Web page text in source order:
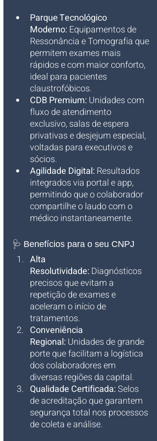
Parque Tecnológico
Moderno: Equipamentos de
Ressonância e Tomografia que
permitem exames mais
rápidos e com maior conforto,
ideal para pacientes
claustrofóbicos.
CDB Premium: Unidades com
fluxo de atendimento
exclusivo, salas de espera
privativas e desjejum especial,
voltadas para executivos e
sócios.
Agilidade Digital: Resultados
integrados via portal e app,
permitindo que o colaborador
compartilhe o laudo com o
médico instantaneamente.
🩺 Benefícios para o seu CNPJ
Alta
Resolutividade: Diagnósticos
precisos que evitam a
repetição de exames e
aceleram o início de
tratamentos.
Conveniência
Regional: Unidades de grande
porte que facilitam a logística
dos colaboradores em
diversas regiões da capital.
Qualidade Certificada: Selos
de acreditação que garantem
segurança total nos processos
de coleta e análise.